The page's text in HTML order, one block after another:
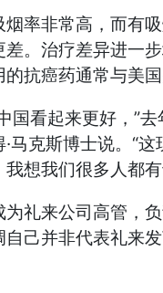
烟率非常高，而有
差。治疗差异进一
抗癌药通常与美国
国看起来更好，”
马克斯博士说。“
我想我们很多人都
为礼来公司高管，
己并非代表礼来发